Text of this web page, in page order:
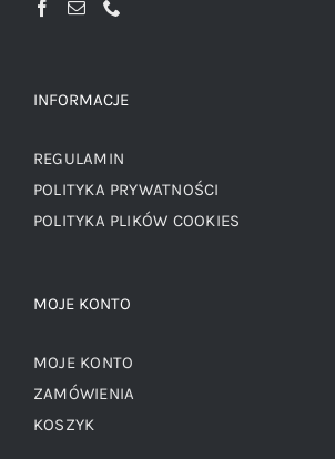
INFORMACJE
REGULAMIN
POLITYKA PRYWATNOŚCI
POLITYKA PLIKÓW COOKIES
MOJE KONTO
MOJE KONTO
ZAMÓWIENIA
KOSZYK